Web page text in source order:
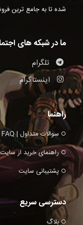
شده تا به جامع ترین
ما در شبکه های
تلگرام
اینستاگرام
راهنما
سوالات متداول | FAQ
راهنمای خرید از سایت
پشتیبانی سایت
دسترسی سریع
بلاگ